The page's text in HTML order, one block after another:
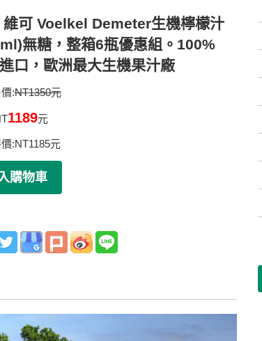
維可 Voelkel Demeter生機檸檬汁
無糖，整箱6瓶優惠組。100%
口，歐洲最大生機果汁廠
:NT1350元
1189元
:NT1185元